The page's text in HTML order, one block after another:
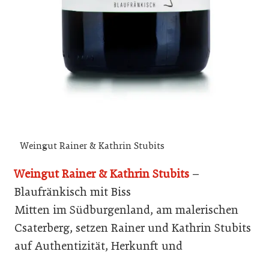
Weingut Rainer & Kathrin Stubits
Weingut Rainer & Kathrin Stubits –
Blaufränkisch mit Biss
Mitten im Südburgenland, am malerischen
Csaterberg, setzen Rainer und Kathrin Stubits
auf Authentizität, Herkunft und